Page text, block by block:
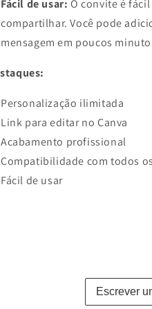
Fácil de usar: O convite é
compartilhar. Você pode
mensagem em poucos
Personalização ilimitada
Link para editar no Canva
Acabamento profissional
Compatibilidade com todos
Fácil de usar
Escrever